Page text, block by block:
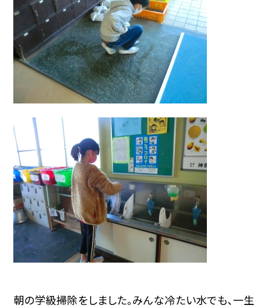
朝の学級掃除をしました。みんな冷たい水でも、一生